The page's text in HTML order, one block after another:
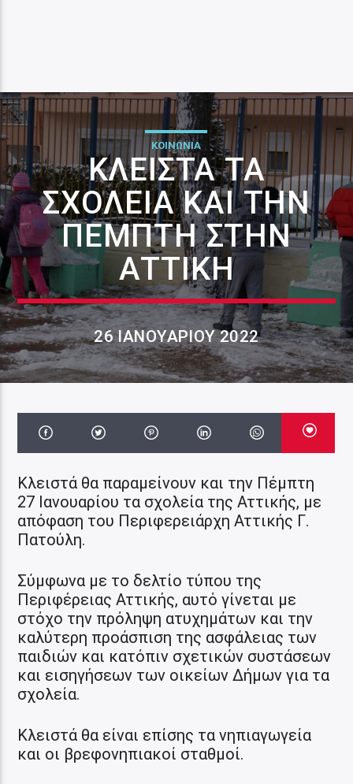
ΚΟΙΝΩΝΙΑ
ΚΛΕΙΣΤΆ ΤΑ
ΣΧΟΛΕΊΑ ΚΑΙ ΤΗΝ
ΠΈΜΠΤΗ ΣΤΗΝ
ΑΤΤΙΚΉ
26 ΙΑΝΟΥΑΡΊΟΥ 2022
Κλειστά θα παραμείνουν και την Πέμπτη
27 Ιανουαρίου τα σχολεία της Αττικής, με
απόφαση του Περιφερειάρχη Αττικής Γ.
Πατούλη.
Σύμφωνα με το δελτίο τύπου της
Περιφέρειας Αττικής, αυτό γίνεται με
στόχο την πρόληψη ατυχημάτων και την
καλύτερη προάσπιση της ασφάλειας των
παιδιών και κατόπιν σχετικών συστάσεων
και εισηγήσεων των οικείων Δήμων για τα
σχολεία.
Κλειστά θα είναι επίσης τα νηπιαγωγεία
και οι βρεφονηπιακοί σταθμοί.